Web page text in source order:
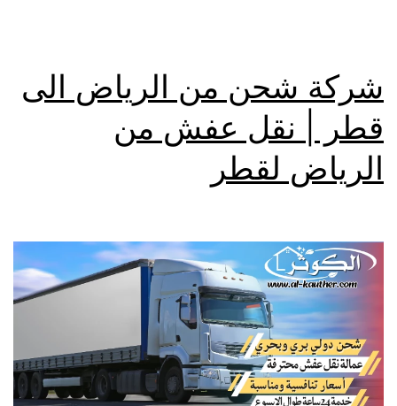
شركة شحن من الرياض الى
قطر | نقل عفش من
الرياض لقطر